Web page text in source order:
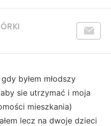
byłem młodszy
sie utrzymać i moja
mieszkania)
lecz na dwoje dzieci